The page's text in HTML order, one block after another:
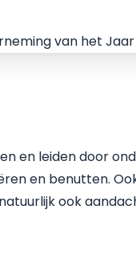
en leiden door
en benutten.
ook